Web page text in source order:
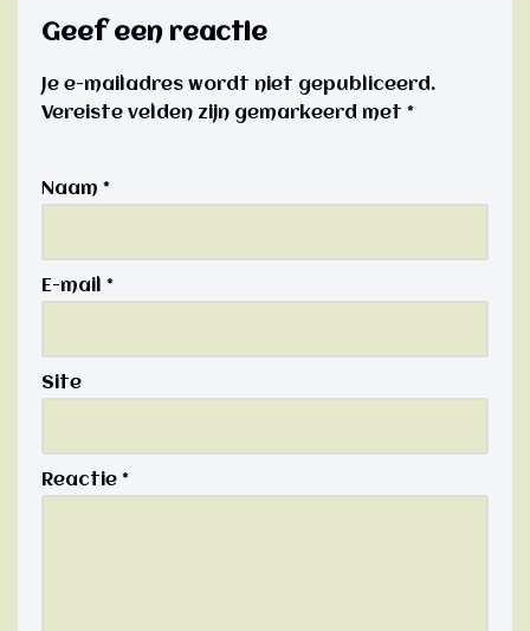
Geef een reactie
Je e-mailadres wordt niet gepubliceerd.
Vereiste velden zijn gemarkeerd met *
Naam *
E-mail *
Site
Reactie *